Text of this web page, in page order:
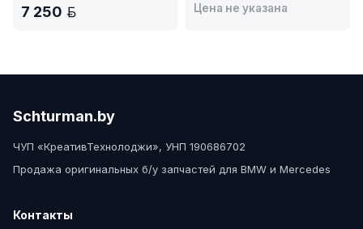
7 250 Цена не указана
Schturman.by
ЧУП «КреативТехнолоджи», УНП 190686702
Продажа оригинальных б/у запчастей для BMW и Mercedes
Контакты